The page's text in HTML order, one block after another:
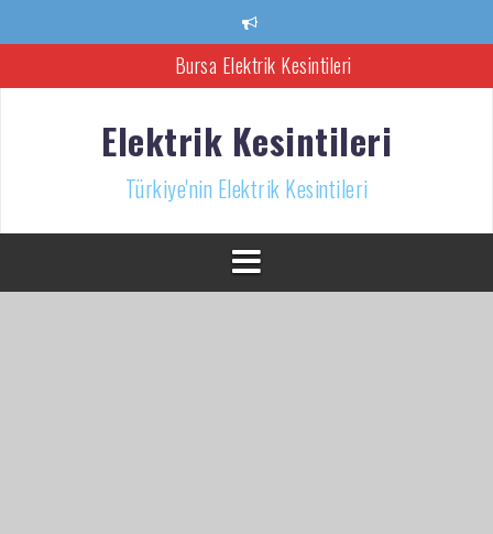
Bursa Elektrik Kesintileri
Türkiye’nin Elektrik Kesintileri Haber Kaynağı
İzmir Elektrik Kesintisi
Elektrik Kesintileri
Türkiye'nin Elektrik Kesintileri